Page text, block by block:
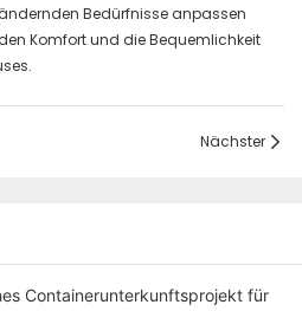
Bedürfnisse anpassen
Komfort und die Bequemlichkeit
Nächster
Containerunterkunftsprojekt für